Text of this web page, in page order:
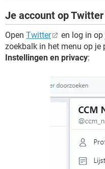
Je account op
Open Twitter
en log in
zoekbalk in het menu op je
Instellingen en privacy: